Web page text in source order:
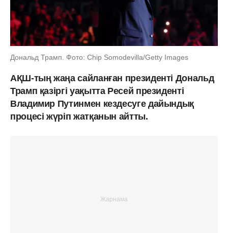
Дональд Трамп. Фото: Chip Somodevilla/Getty Images
АҚШ-тың жаңа сайланған президенті Дональд
Трамп қазіргі уақытта Ресей президенті
Владимир Путинмен кездесуге дайындық
процесі жүріп жатқанын айтты.